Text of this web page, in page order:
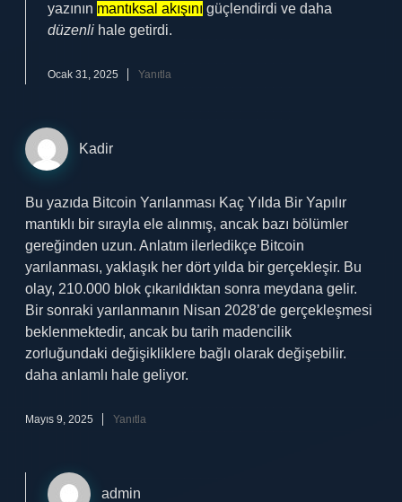
yazının mantıksal akışını güçlendirdi ve daha
düzenli hale getirdi.
Ocak 31, 2025 Yanıtla
Kadir
Bu yazıda Bitcoin Yarılanması Kaç Yılda Bir Yapılır
mantıklı bir sırayla ele alınmış, ancak bazı bölümler
gereğinden uzun. Anlatım ilerledikçe Bitcoin
yarılanması, yaklaşık her dört yılda bir gerçekleşir. Bu
olay, 210.000 blok çıkarıldıktan sonra meydana gelir.
Bir sonraki yarılanmanın Nisan 2028’de gerçekleşmesi
beklenmektedir, ancak bu tarih madencilik
zorluğundaki değişikliklere bağlı olarak değişebilir.
daha anlamlı hale geliyor.
Mayıs 9, 2025 Yanıtla
admin